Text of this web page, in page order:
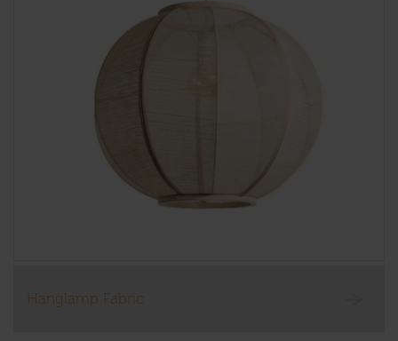
Hanglamp Fabric